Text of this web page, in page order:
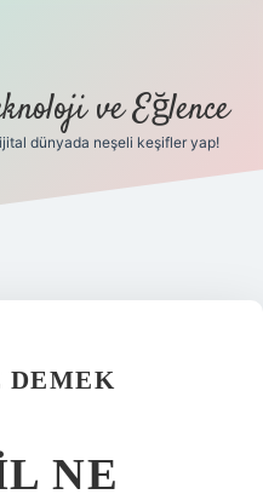
ve Eğlence
dünyada neşeli keşifler yap!
NE